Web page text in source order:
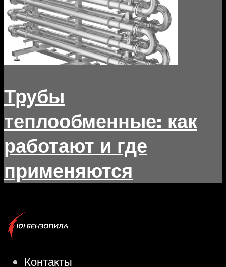
Трубы
теплообменные: как
работают и где
применяются
Контакты